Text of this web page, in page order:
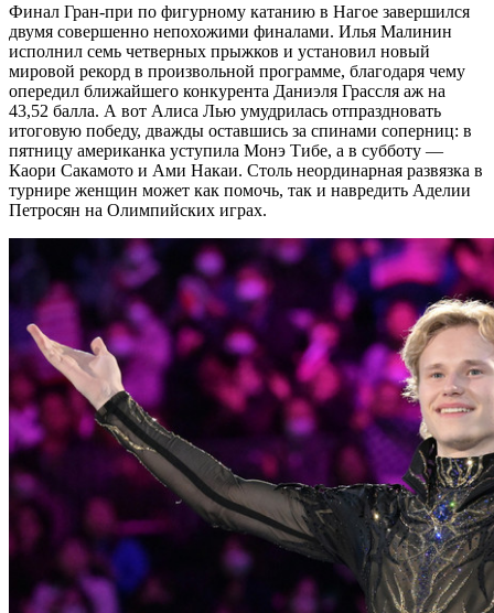
Финал Гран-при по фигурному катанию в Нагое завершился
двумя совершенно непохожими финалами. Илья Малинин
исполнил семь четверных прыжков и установил новый
мировой рекорд в произвольной программе, благодаря чему
опередил ближайшего конкурента Даниэля Грассля аж на
43,52 балла. А вот Алиса Лью умудрилась отпраздновать
итоговую победу, дважды оставшись за спинами соперниц: в
пятницу американка уступила Монэ Тибе, а в субботу —
Каори Сакамото и Ами Накаи. Столь неординарная развязка в
турнире женщин может как помочь, так и навредить Аделии
Петросян на Олимпийских играх.